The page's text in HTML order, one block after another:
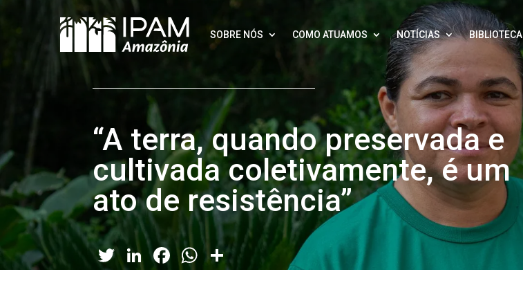
SOBRE NÓS COMO ATUAMOS NOTÍCIAS BIBLIOTECA
“A terra, quando preservada e
cultivada coletivamente, é um
ato de resistência”
Twitter
LinkedIn
Facebook
WhatsApp
Share